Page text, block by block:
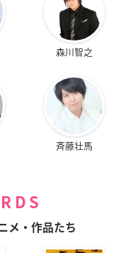
森川智之
斉藤壮馬
メ・作品たち